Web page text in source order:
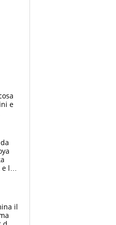
e
e lo
il